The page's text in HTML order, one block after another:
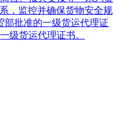
，监控并确保货物安全规
部批准的一级货运代理证
级货运代理证书。